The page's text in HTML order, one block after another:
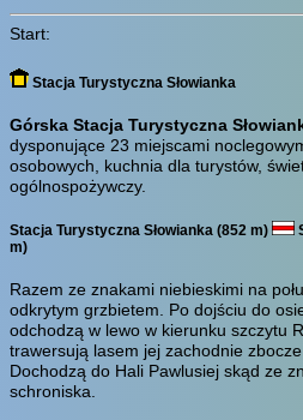
Start:
Stacja Turystyczna Słowianka
Górska Stacja Turystyczna
dysponujące 23 miejscami
osobowych, kuchnia dla turystów,
ogólnospożywczy.
Stacja Turystyczna Słowianka (852 m)
m)
Razem ze znakami niebieskimi na
odkrytym grzbietem. Po dojściu do
odchodzą w lewo w kierunku szczytu
trawersują lasem jej zachodnie
Dochodzą do Hali Pawlusiej skąd ze
schroniska.